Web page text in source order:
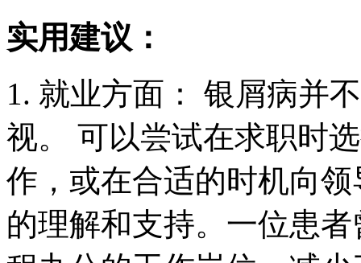
实用建议：
1. 就业方面： 银屑病并
视。 可以尝试在求职时
作，或在合适的时机向
的理解和支持。一位患